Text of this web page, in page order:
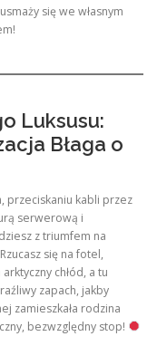
się we własnym
Luksusu:
Błaga o
przeciskaniu kabli przez
serwerową i
z triumfem na
się na fotel,
chłód, a tu
zapach, jakby
zamieszkała rodzina
bezwzględny stop!